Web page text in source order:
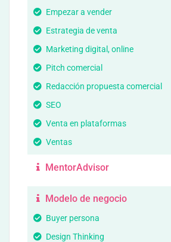
Empezar a vender
Estrategia de venta
Marketing digital, online
Pitch comercial
Redacción propuesta comercial
SEO
Venta en plataformas
Ventas
MentorAdvisor
Modelo de negocio
Buyer persona
Design Thinking